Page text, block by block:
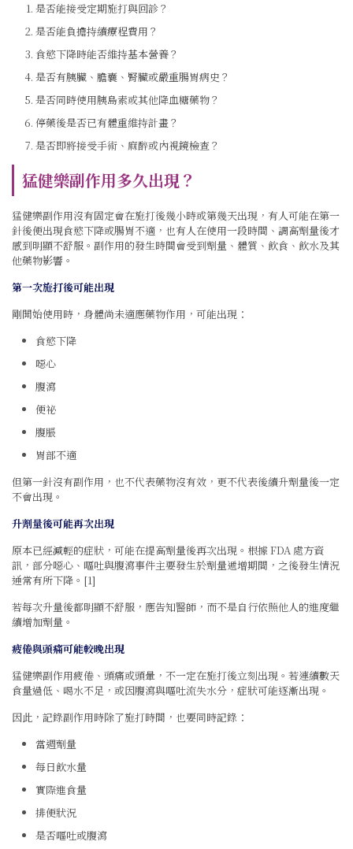
是否能接受定期施打與回診？
是否能負擔持續療程費用？
食慾下降時能否維持基本營養？
是否有胰臟、膽囊、腎臟或嚴重腸胃病史？
是否同時使用胰島素或其他降血糖藥物？
停藥後是否已有體重維持計畫？
是否即將接受手術、麻醉或內視鏡檢查？
猛健樂副作用多久出現？
猛健樂副作用沒有固定會在施打後幾小時或第幾天出現，有人可能在第一
針後便出現食慾下降或腸胃不適，也有人在使用一段時間、調高劑量後才
感到明顯不舒服。副作用的發生時間會受到劑量、體質、飲食、飲水及其
他藥物影響。
第一次施打後可能出現
剛開始使用時，身體尚未適應藥物作用，可能出現：
食慾下降
噁心
腹瀉
便祕
腹脹
胃部不適
但第一針沒有副作用，也不代表藥物沒有效，更不代表後續升劑量後一定
不會出現。
升劑量後可能再次出現
原本已經減輕的症狀，可能在提高劑量後再次出現。根據 FDA 處方資
訊，部分噁心、嘔吐與腹瀉事件主要發生於劑量遞增期間，之後發生情況
通常有所下降。[1]
若每次升量後都明顯不舒服，應告知醫師，而不是自行依照他人的進度繼
續增加劑量。
疲倦與頭痛可能較晚出現
猛健樂副作用疲倦、頭痛或頭暈，不一定在施打後立刻出現。若連續數天
食量過低、喝水不足，或因腹瀉與嘔吐流失水分，症狀可能逐漸出現。
因此，記錄副作用時除了施打時間，也要同時記錄：
當週劑量
每日飲水量
實際進食量
排便狀況
是否嘔吐或腹瀉